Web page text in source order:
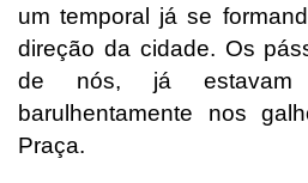
um temporal já se
direção da cidade. Os
de nós, já estavam
barulhentamente nos
Praça.